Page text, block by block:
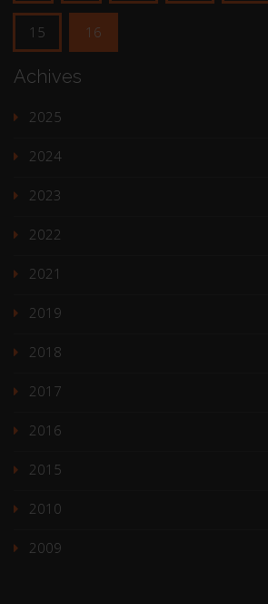
15 16
Achives
2025
2024
2023
2022
2021
2019
2018
2017
2016
2015
2010
2009